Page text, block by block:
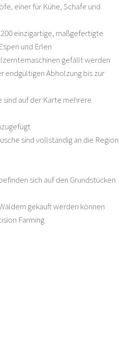
einer für Kühe, Schafe und
einzigartige, maßgefertigte
und Erlen
gefällt werden
endgültigen Abholzung bis zur
auf der Karte mehrere
sind vollständig an die Region
sich auf den Grundstücken
gekauft werden können
Farming